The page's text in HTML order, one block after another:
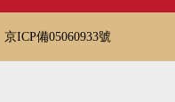
京ICP備05060933號